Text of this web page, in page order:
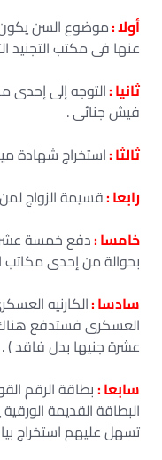
أولا :موضوع السن
عنها فى مكتب التجنيد
ثانيا :التوجه إلى إحدى
فيش جنائى .
ثالثا :استخراج شهادة
رابعا :قسيمة الزواج
خامسا :دفع خمسة عشر
بحوالة من إحدى مكاتب
سادسا :الكارنيه
العسكرى فستدفع
عشرة جنيها بدل فاقد ) .
سابعا :بطاقة الرقم
البطاقة القديمة
تسهل عليهم استخراج